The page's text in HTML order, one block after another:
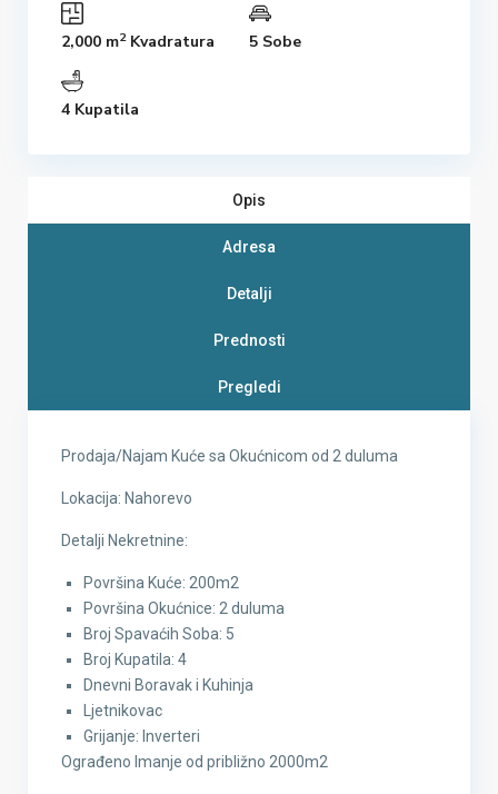
2,000 m2Kvadratura 5 Sobe
4 Kupatila
Opis
Adresa
Detalji
Prednosti
Pregledi
Prodaja/Najam Kuće sa Okućnicom od 2 duluma
Lokacija: Nahorevo
Detalji Nekretnine:
Površina Kuće: 200m2
Površina Okućnice: 2 duluma
Broj Spavaćih Soba: 5
Broj Kupatila: 4
Dnevni Boravak i Kuhinja
Ljetnikovac
Grijanje: Inverteri
Ograđeno Imanje od približno 2000m2